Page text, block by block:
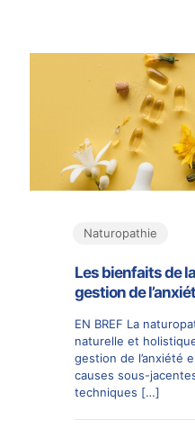
Naturopathie
Les bienfaits de
gestion de
EN BREF La
naturelle et
gestion de l’anxiété
causes sous-
techniques […]